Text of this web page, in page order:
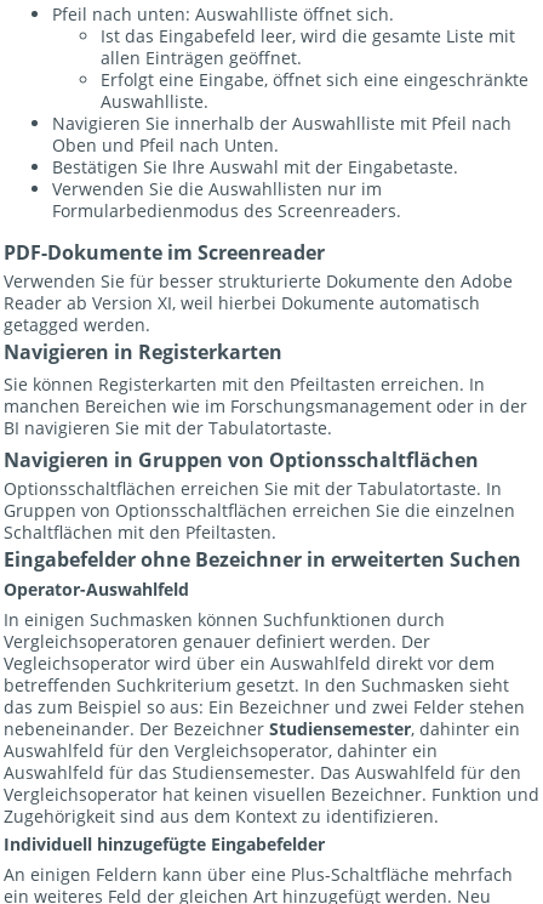
Pfeil nach unten: Auswahlliste öffnet sich.
Ist das Eingabefeld leer, wird die gesamte Liste mit
allen Einträgen geöffnet.
Erfolgt eine Eingabe, öffnet sich eine eingeschränkte
Auswahlliste.
Navigieren Sie innerhalb der Auswahlliste mit Pfeil nach
Oben und Pfeil nach Unten.
Bestätigen Sie Ihre Auswahl mit der Eingabetaste.
Verwenden Sie die Auswahllisten nur im
Formularbedienmodus des Screenreaders.
PDF-Dokumente im Screenreader
Verwenden Sie für besser strukturierte Dokumente den Adobe
Reader ab Version XI, weil hierbei Dokumente automatisch
getagged werden.
Navigieren in Registerkarten
Sie können Registerkarten mit den Pfeiltasten erreichen. In
manchen Bereichen wie im Forschungsmanagement oder in der
BI navigieren Sie mit der Tabulatortaste.
Navigieren in Gruppen von Optionsschaltflächen
Optionsschaltflächen erreichen Sie mit der Tabulatortaste. In
Gruppen von Optionsschaltflächen erreichen Sie die einzelnen
Schaltflächen mit den Pfeiltasten.
Eingabefelder ohne Bezeichner in erweiterten Suchen
Operator-Auswahlfeld
In einigen Suchmasken können Suchfunktionen durch
Vergleichsoperatoren genauer definiert werden. Der
Vegleichsoperator wird über ein Auswahlfeld direkt vor dem
betreffenden Suchkriterium gesetzt. In den Suchmasken sieht
das zum Beispiel so aus: Ein Bezeichner und zwei Felder stehen
nebeneinander. Der Bezeichner Studiensemester, dahinter ein
Auswahlfeld für den Vergleichsoperator, dahinter ein
Auswahlfeld für das Studiensemester. Das Auswahlfeld für den
Vergleichsoperator hat keinen visuellen Bezeichner. Funktion und
Zugehörigkeit sind aus dem Kontext zu identifizieren.
Individuell hinzugefügte Eingabefelder
An einigen Feldern kann über eine Plus-Schaltfläche mehrfach
ein weiteres Feld der gleichen Art hinzugefügt werden. Neu